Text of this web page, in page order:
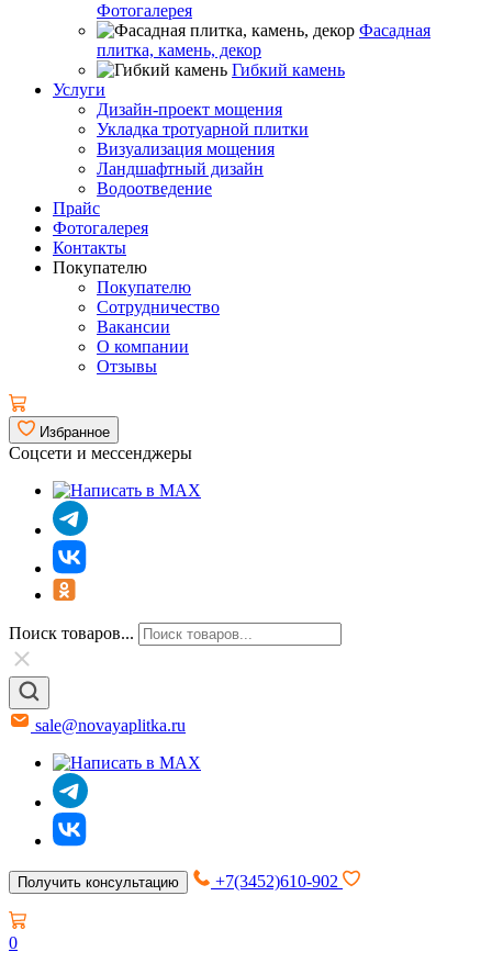
Фотогалерея
Фасадная
плитка, камень, декор
Гибкий камень
Услуги
Дизайн-проект мощения
Укладка тротуарной плитки
Визуализация мощения
Ландшафтный дизайн
Водоотведение
Прайс
Фотогалерея
Контакты
Покупателю
Покупателю
Сотрудничество
Вакансии
О компании
Отзывы
Избранное
Соцсети и мессенджеры
Поиск товаров...
sale@novayaplitka.ru
Получить консультацию +7(3452)610-902
0